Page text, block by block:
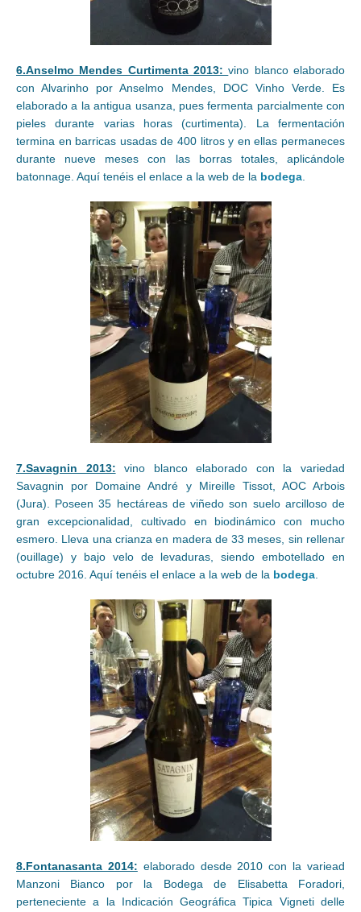
6.Anselmo Mendes Curtimenta 2013:vino blanco elaborado
con Alvarinho por Anselmo Mendes, DOC Vinho Verde. Es
elaborado a la antigua usanza, pues fermenta parcialmente con
pieles durante varias horas (curtimenta). La fermentación
termina en barricas usadas de 400 litros y en ellas permaneces
durante nueve meses con las borras totales, aplicándole
batonnage. Aquí tenéis el enlace a la web de la bodega.
7.Savagnin 2013: vino blanco elaborado con la variedad
Savagnin por Domaine André y Mireille Tissot, AOC Arbois
(Jura). Poseen 35 hectáreas de viñedo son suelo arcilloso de
gran excepcionalidad, cultivado en biodinámico con mucho
esmero. Lleva una crianza en madera de 33 meses, sin rellenar
(ouillage) y bajo velo de levaduras, siendo embotellado en
octubre 2016. Aquí tenéis el enlace a la web de la bodega.
8.Fontanasanta 2014: elaborado desde 2010 con la variead
Manzoni Bianco por la Bodega de Elisabetta Foradori,
perteneciente a la Indicación Geográfica Tipica Vigneti delle